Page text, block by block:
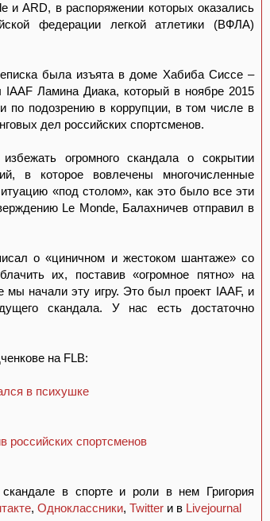
ARD, в распоряжении которых оказались
федерации легкой атлетики (ВФЛА)
была изъята в доме Хабиба Сиссе –
IAAF Ламина Диака, который в ноябре 2015
по подозрению в коррупции, в том числе в
дел российских спортсменов.
огромного скандала о сокрытии
в которое вовлечены многочисленные
«под столом», как это было все эти
Le Monde, Балахничев отправил в
о «циничном и жестоком шантаже» со
их, поставив «огромное пятно» на
начали эту игру. Это был проект IAAF, и
скандала. У нас есть достаточно
на FLB:
в психушке
российских спортсменов
в спорте и роли в нем Григория
, Одноклассники, Twitter и в Livejournal